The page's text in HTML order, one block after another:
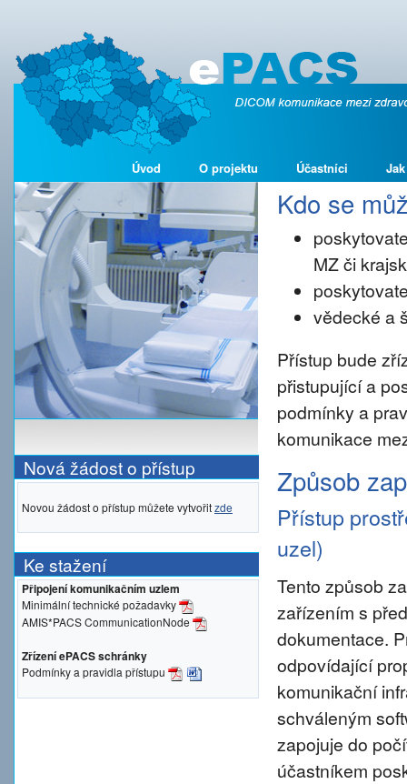
Úvod O projektu Účastníci
Nová žádost o přístup
Novou žádost o přístup můžete vytvořitzde
Ke stažení
Připojení komunikačním uzlem
Minimální technické požadavky
AMIS*PACS CommunicationNode
Zřízení ePACS schránky
Podmínky a pravidla přístupu
Kdo se
MZ či
vědecké a
Přístup bude
přistupující a
podmínky a
komunikace
Způsob
Přístup
uzel)
Tento způsob
zařízením s
dokumentace.
odpovídající
komunikační
schváleným
zapojuje do
účastníkem